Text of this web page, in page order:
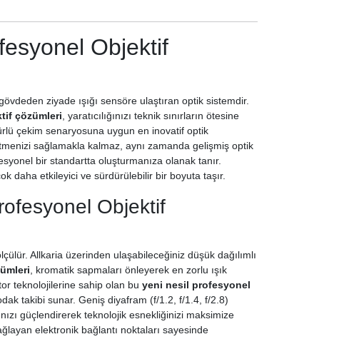
Objektif
ziyade ışığı sensöre ulaştıran optik sistemdir.
çözümleri , yaratıcılığınızı teknik sınırların ötesine
çekim senaryosuna uygun en inovatif optik
sağlamakla kalmaz, aynı zamanda gelişmiş optik
bir standartta oluşturmanıza olanak tanır.
daha etkileyici ve sürdürülebilir bir boyuta taşır.
Objektif
Allkaria üzerinden ulaşabileceğiniz düşük dağılımlı
, kromatik sapmaları önleyerek en zorlu ışık
teknolojilerine sahip olan bu yeni nesil profesyonel
takibi sunar. Geniş diyafram (f/1.2, f/1.4, f/2.8)
güçlendirerek teknolojik esnekliğinizi maksimize
elektronik bağlantı noktaları sayesinde